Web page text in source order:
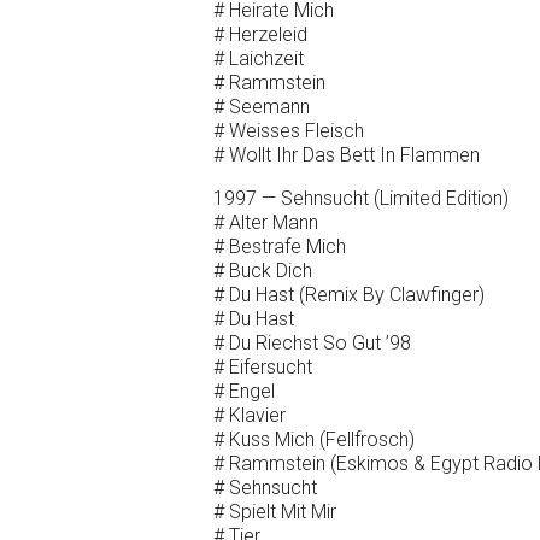
# Heirate Mich
# Herzeleid
# Laichzeit
# Rammstein
# Seemann
# Weisses Fleisch
# Wollt Ihr Das Bett In Flammen
1997 — Sehnsucht (Limited Edition)
# Alter Mann
# Bestrafe Mich
# Buck Dich
# Du Hast (Remix By Clawfinger)
# Du Hast
# Du Riechst So Gut ’98
# Eifersucht
# Engel
# Klavier
# Kuss Mich (Fellfrosch)
# Rammstein (Eskimos & Egypt Radio
# Sehnsucht
# Spielt Mit Mir